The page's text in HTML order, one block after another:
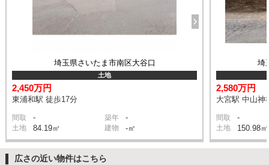
埼玉県さいたま市南区大谷口
土地
2,450万円
東浦和駅 徒歩17分
間取 - 築年 -
土地 84.19㎡ 建物 -㎡
埼
2,580万円
大宮駅 中山神
間取 -
土地 150.98㎡
広さの近い物件はこちら